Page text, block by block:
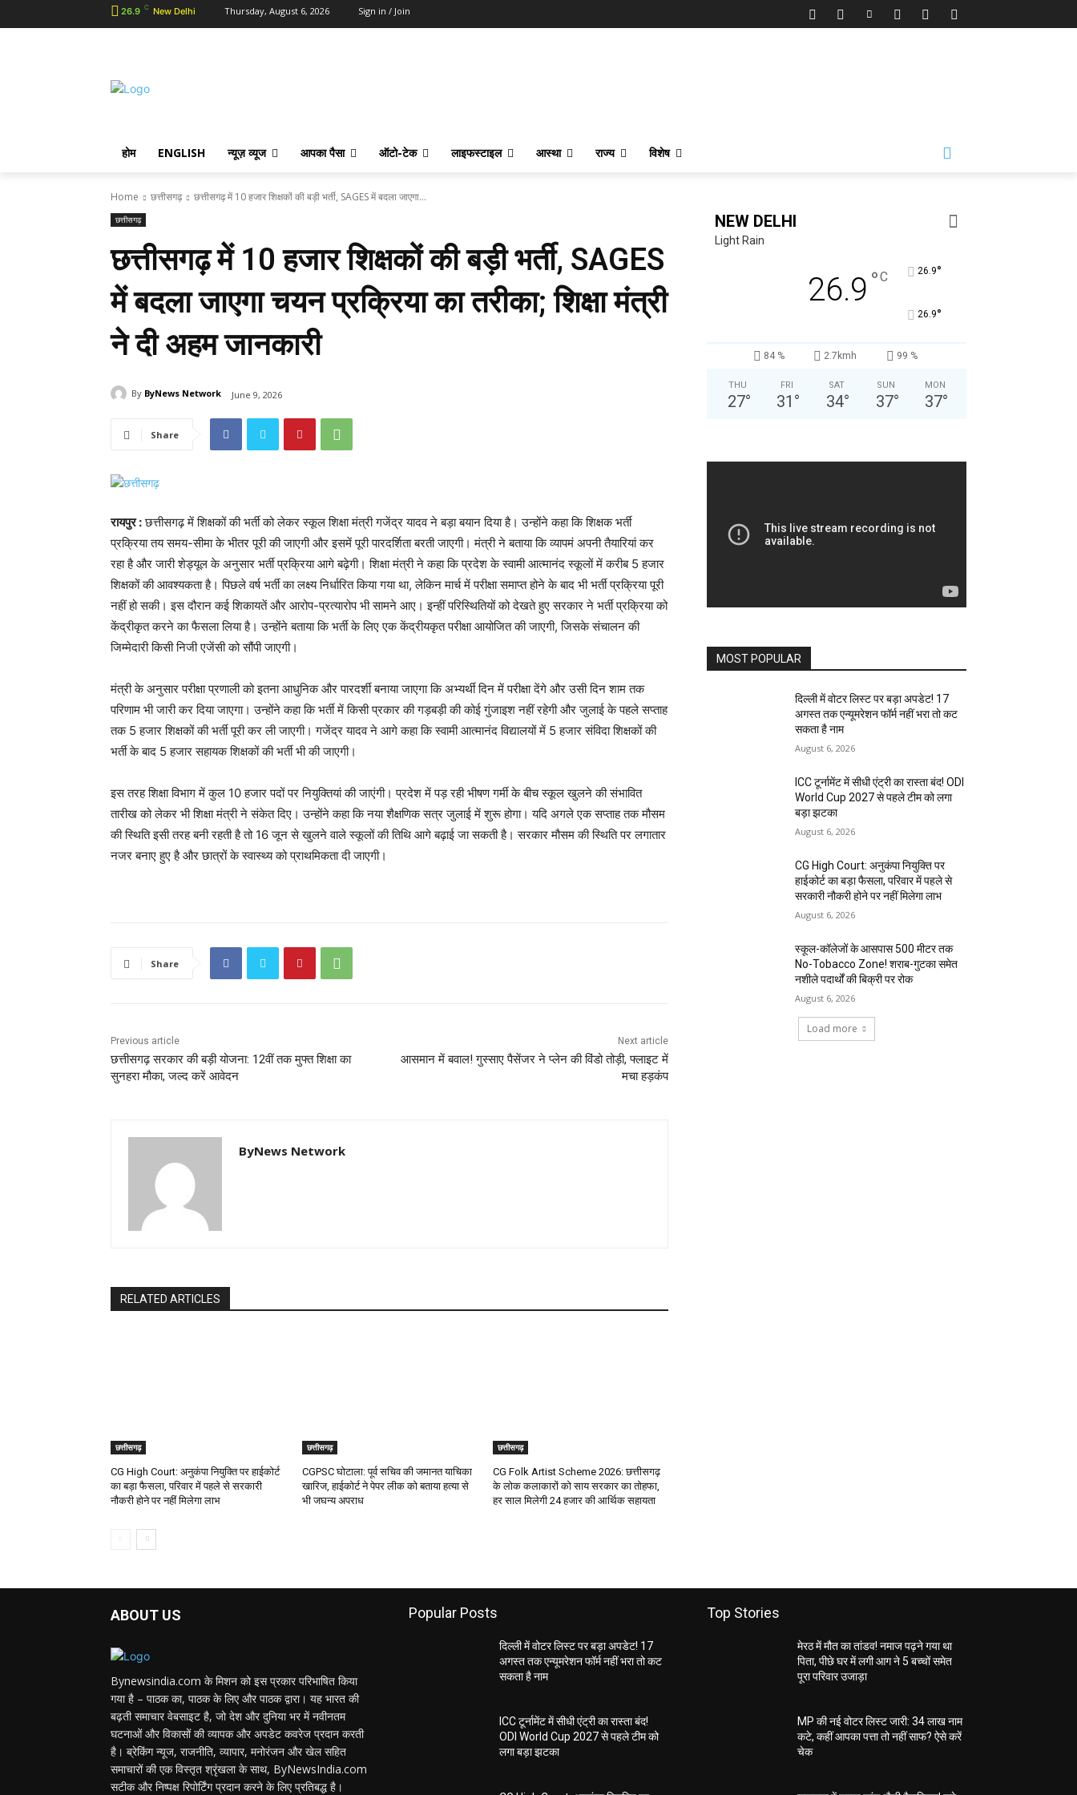
26.9 C New Delhi Thursday, August 6, 2026 Sign in / Join
होम ENGLISH न्यूज़ व्यूज आपका पैसा ऑटो-टेक लाइफस्टाइल आस्था राज्य विशेष
Home छत्तीसगढ़ छत्तीसगढ़ में 10 हजार शिक्षकों की बड़ी भर्ती, SAGES में बदला जाएगा...
छत्तीसगढ़
छत्तीसगढ़ में 10 हजार शिक्षकों की बड़ी भर्ती, SAGES
में बदला जाएगा चयन प्रक्रिया का तरीका; शिक्षा मंत्री
ने दी अहम जानकारी
By ByNews Network June 9, 2026
Share
रायपुर :छत्तीसगढ़ में शिक्षकों की भर्ती को लेकर स्कूल शिक्षा मंत्री गजेंद्र यादव ने बड़ा बयान दिया है। उन्होंने कहा कि शिक्षक भर्ती
प्रक्रिया तय समय-सीमा के भीतर पूरी की जाएगी और इसमें पूरी पारदर्शिता बरती जाएगी। मंत्री ने बताया कि व्यापमं अपनी तैयारियां कर
रहा है और जारी शेड्यूल के अनुसार भर्ती प्रक्रिया आगे बढ़ेगी। शिक्षा मंत्री ने कहा कि प्रदेश के स्वामी आत्मानंद स्कूलों में करीब 5 हजार
शिक्षकों की आवश्यकता है। पिछले वर्ष भर्ती का लक्ष्य निर्धारित किया गया था, लेकिन मार्च में परीक्षा समाप्त होने के बाद भी भर्ती प्रक्रिया पूरी
नहीं हो सकी। इस दौरान कई शिकायतें और आरोप-प्रत्यारोप भी सामने आए। इन्हीं परिस्थितियों को देखते हुए सरकार ने भर्ती प्रक्रिया को
केंद्रीकृत करने का फैसला लिया है। उन्होंने बताया कि भर्ती के लिए एक केंद्रीयकृत परीक्षा आयोजित की जाएगी, जिसके संचालन की
जिम्मेदारी किसी निजी एजेंसी को सौंपी जाएगी।
मंत्री के अनुसार परीक्षा प्रणाली को इतना आधुनिक और पारदर्शी बनाया जाएगा कि अभ्यर्थी दिन में परीक्षा देंगे और उसी दिन शाम तक
परिणाम भी जारी कर दिया जाएगा। उन्होंने कहा कि भर्ती में किसी प्रकार की गड़बड़ी की कोई गुंजाइश नहीं रहेगी और जुलाई के पहले सप्ताह
तक 5 हजार शिक्षकों की भर्ती पूरी कर ली जाएगी। गजेंद्र यादव ने आगे कहा कि स्वामी आत्मानंद विद्यालयों में 5 हजार संविदा शिक्षकों की
भर्ती के बाद 5 हजार सहायक शिक्षकों की भर्ती भी की जाएगी।
इस तरह शिक्षा विभाग में कुल 10 हजार पदों पर नियुक्तियां की जाएंगी। प्रदेश में पड़ रही भीषण गर्मी के बीच स्कूल खुलने की संभावित
तारीख को लेकर भी शिक्षा मंत्री ने संकेत दिए। उन्होंने कहा कि नया शैक्षणिक सत्र जुलाई में शुरू होगा। यदि अगले एक सप्ताह तक मौसम
की स्थिति इसी तरह बनी रहती है तो 16 जून से खुलने वाले स्कूलों की तिथि आगे बढ़ाई जा सकती है। सरकार मौसम की स्थिति पर लगातार
नजर बनाए हुए है और छात्रों के स्वास्थ्य को प्राथमिकता दी जाएगी।
Share
Previous article
छत्तीसगढ़ सरकार की बड़ी योजना: 12वीं तक मुफ्त शिक्षा का
सुनहरा मौका, जल्द करें आवेदन
Next article
आसमान में बवाल! गुस्साए पैसेंजर ने प्लेन की विंडो तोड़ी, फ्लाइट में
मचा हड़कंप
ByNews Network
RELATED ARTICLES
छत्तीसगढ़
CG High Court: अनुकंपा नियुक्ति पर हाईकोर्ट
का बड़ा फैसला, परिवार में पहले से सरकारी
नौकरी होने पर नहीं मिलेगा लाभ
छत्तीसगढ़
CGPSC घोटाला: पूर्व सचिव की जमानत याचिका
खारिज, हाईकोर्ट ने पेपर लीक को बताया हत्या से
भी जघन्य अपराध
छत्तीसगढ़
CG Folk Artist Scheme 2026: छत्तीसगढ़
के लोक कलाकारों को साय सरकार का तोहफा,
हर साल मिलेगी 24 हजार की आर्थिक सहायता
NEW DELHI
Light Rain
26.9 °C 26.9°
26.9°
84 % 2.7kmh 99 %
THU
27°
FRI
31 °
SAT
34°
SUN
37°
MON
37°
MOST POPULAR
दिल्ली में वोटर लिस्ट पर बड़ा अपडेट! 17
अगस्त तक एन्यूमरेशन फॉर्म नहीं भरा तो कट
सकता है नाम
August 6, 2026
ICC टूर्नामेंट में सीधी एंट्री का रास्ता बंद! ODI
World Cup 2027 से पहले टीम को लगा
बड़ा झटका
August 6, 2026
CG High Court: अनुकंपा नियुक्ति पर
हाईकोर्ट का बड़ा फैसला, परिवार में पहले से
सरकारी नौकरी होने पर नहीं मिलेगा लाभ
August 6, 2026
स्कूल-कॉलेजों के आसपास 500 मीटर तक
No-Tobacco Zone! शराब-गुटका समेत
नशीले पदार्थों की बिक्री पर रोक
August 6, 2026
Load more
ABOUT US
Bynewsindia.com के मिशन को इस प्रकार परिभाषित किया
गया है – पाठक का, पाठक के लिए और पाठक द्वारा। यह भारत की
बढ़ती समाचार वेबसाइट है, जो देश और दुनिया भर में नवीनतम
घटनाओं और विकासों की व्यापक और अपडेट कवरेज प्रदान करती
है। ब्रेकिंग न्यूज, राजनीति, व्यापार, मनोरंजन और खेल सहित
समाचारों की एक विस्तृत श्रृंखला के साथ, ByNewsIndia.com
सटीक और निष्पक्ष रिपोर्टिंग प्रदान करने के लिए प्रतिबद्ध है।
Popular Posts
दिल्ली में वोटर लिस्ट पर बड़ा अपडेट! 17
अगस्त तक एन्यूमरेशन फॉर्म नहीं भरा तो कट
सकता है नाम
ICC टूर्नामेंट में सीधी एंट्री का रास्ता बंद!
ODI World Cup 2027 से पहले टीम को
लगा बड़ा झटका
Top Stories
मेरठ में मौत का तांडव! नमाज पढ़ने गया था
पिता, पीछे घर में लगी आग ने 5 बच्चों समेत
पूरा परिवार उजाड़ा
MP की नई वोटर लिस्ट जारी: 34 लाख नाम
कटे, कहीं आपका पत्ता तो नहीं साफ? ऐसे करें
चेक